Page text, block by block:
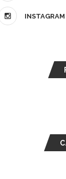
INSTAGRAM